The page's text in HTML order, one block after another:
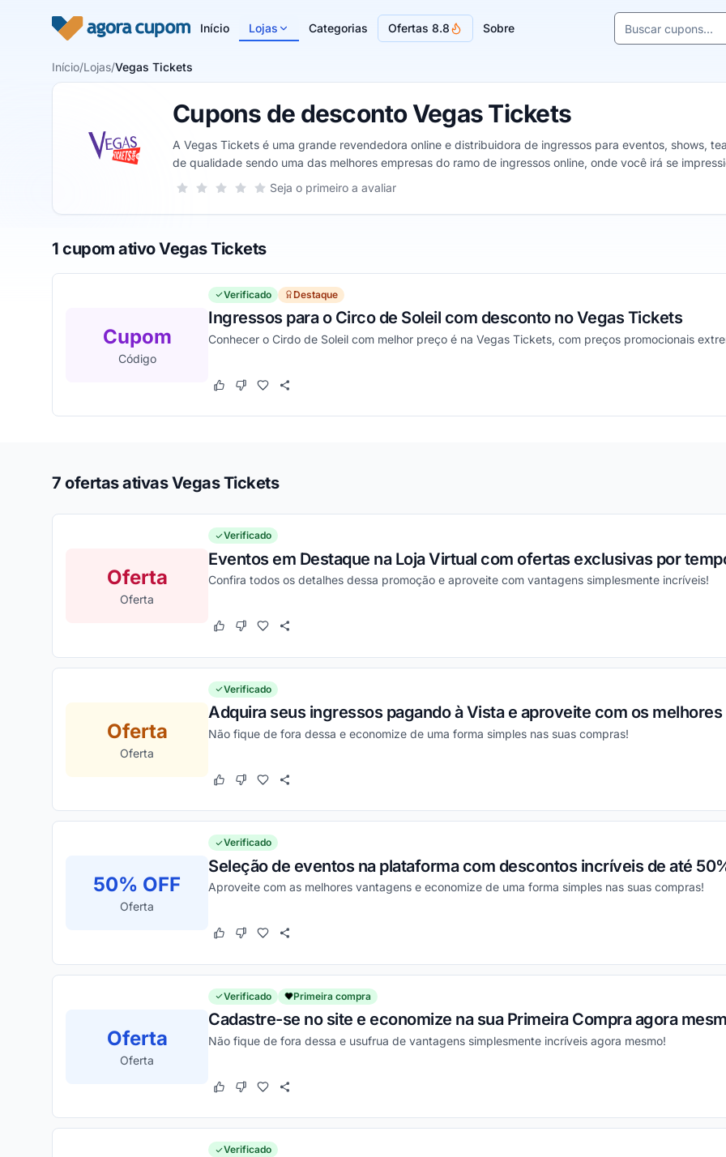
Início Lojas Categorias Ofertas 8.8 Sobre
Buscar cupons e
Início/Lojas/Vegas Tickets
Cupons de desconto Vegas Tickets
A Vegas Tickets é uma grande revendedora online e distribuidora de ingressos para eventos, shows,
de qualidade sendo uma das melhores empresas do ramo de ingressos online, onde você irá se
Sua nota para Vegas Tickets, de 1 a 5 estrelas
5 estrelas
4 estrelas
3 estrelas
2 estrelas
1 estrela Seja o primeiro a avaliar
1 cupom ativo Vegas Tickets
Cupom
Código
Verificado Destaque
Ingressos para o Circo de Soleil com desconto no Vegas Tickets
Conhecer o Cirdo de Soleil com melhor preço é na Vegas Tickets, com preços promocionais
Este cupom funcionou
Este cupom não funcionou
7 ofertas ativas Vegas Tickets
Oferta
Oferta
Verificado
Eventos em Destaque na Loja Virtual com ofertas exclusivas por
Confira todos os detalhes dessa promoção e aproveite com vantagens simplesmente incríveis!
Este cupom funcionou
Este cupom não funcionou
Oferta
Oferta
Verificado
Adquira seus ingressos pagando à Vista e aproveite com os
Não fique de fora dessa e economize de uma forma simples nas suas compras!
Este cupom funcionou
Este cupom não funcionou
50% OFF
Oferta
Verificado
Seleção de eventos na plataforma com descontos incríveis de até
Aproveite com as melhores vantagens e economize de uma forma simples nas suas compras!
Este cupom funcionou
Este cupom não funcionou
Oferta
Oferta
Verificado Primeira compra
Cadastre-se no site e economize na sua Primeira Compra agora
Não fique de fora dessa e usufrua de vantagens simplesmente incríveis agora mesmo!
Este cupom funcionou
Este cupom não funcionou
Verificado